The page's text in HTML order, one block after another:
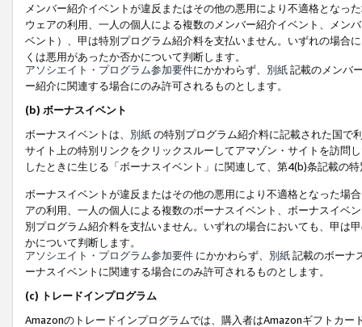
メンバー紹介イベントが違反またはその他の悪用により不適格となっ
ウェアの利用、一人の個人による複数のメンバー紹介イベント、メン
ベント）、甲は特別プログラム紹介料を支払いません。いずれの場合
くは悪用があったか否かについて判断します。
アソシエイト・プログラム参加要件にかかわらず、 別紙記載のメンバ
ー紹介に関連する場合にのみ許可されるものとします。
(b) ボーナスイベント
ボーナスイベントは、 別紙の特別プログラム紹介料に記載された国で
サイト上の特別リンクをクリックスルーしてアマゾン・サイトを訪問
したときに生じる「ボーナスイベント」に関連して、第4(b)条記載の
ボーナスイベントが違反またはその他の悪用により不適格となった場
アの利用、一人の個人による複数のボーナスイベント、ボーナスイベ
別プログラム紹介料を支払いません。いずれの場合においても、甲は
かについて判断します。
アソシエイト・プログラム参加要件 にかかわらず、 別紙記載のボーナ
ーナスイベントに関連する場合にのみ許可されるものとします。
(c) トレードインプログラム
Amazonのトレードインプログラムでは、購入者はAmazonギフトカ